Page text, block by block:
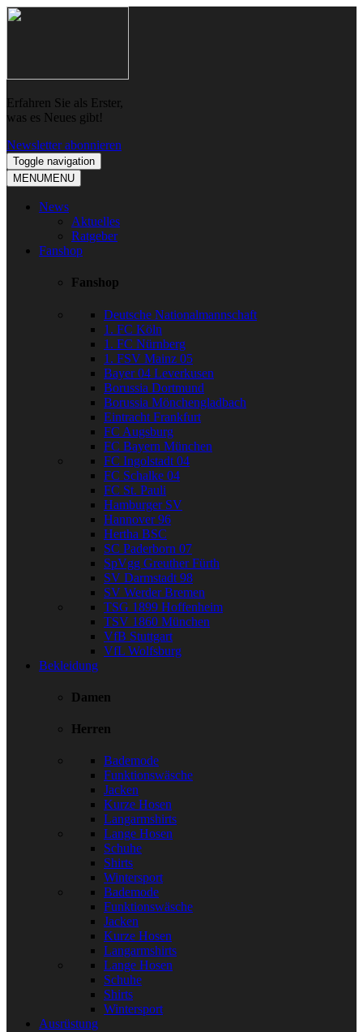
Skip
Skip
Erfahren Sie als Erster,
was es Neues gibt!
Newsletter abonnieren
Toggle navigation
MENUMENU
News
Aktuelles
Ratgeber
Fanshop
Fanshop
Deutsche Nationalmannschaft
1. FC Köln
1. FC Nürnberg
1. FSV Mainz 05
Bayer 04 Leverkusen
Borussia Dortmund
Borussia Mönchengladbach
Eintracht Frankfurt
FC Augsburg
FC Bayern München
FC Ingolstadt 04
FC Schalke 04
FC St. Pauli
Hamburger SV
Hannover 96
Hertha BSC
SC Paderborn 07
SpVgg Greuther Fürth
SV Darmstadt 98
SV Werder Bremen
TSG 1899 Hoffenheim
TSV 1860 München
VfB Stuttgart
VfL Wolfsburg
Bekleidung
Damen
Herren
Bademode
Funktionswäsche
Jacken
Kurze Hosen
Langarmshirts
Lange Hosen
Schuhe
Shirts
Wintersport
Bademode
Funktionswäsche
Jacken
Kurze Hosen
Langarmshirts
Lange Hosen
Schuhe
Shirts
Wintersport
Ausrüstung